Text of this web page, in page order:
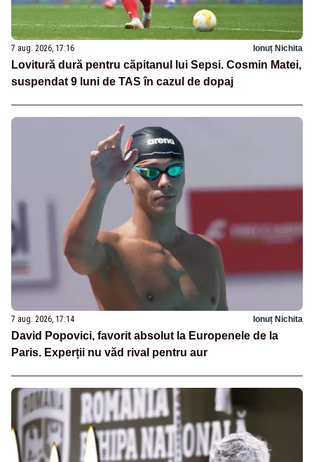
7 aug. 2026, 17:16 Ionuț Nichita
Lovitură dură pentru căpitanul lui Sepsi. Cosmin Matei,
suspendat 9 luni de TAS în cazul de dopaj
7 aug. 2026, 17:14 Ionuț Nichita
David Popovici, favorit absolut la Europenele de la
Paris. Experții nu văd rival pentru aur